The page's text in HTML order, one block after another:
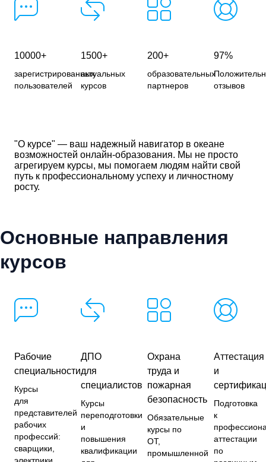
10000+
зарегистрированных
пользователей
1500+
актуальных
курсов
200+
образовательных
партнеров
97%
отзывов
"О курсе" — ваш надежный навигатор в океане
возможностей онлайн-образования. Мы не просто
агрегируем курсы, мы помогаем людям найти свой
путь к профессиональному успеху и личностному
росту.
Основные направления
курсов
Рабочие
специальности
Курсы
для
представителей
рабочих
профессий:
сварщики,
ДПО
для
специалистов
Курсы
переподготовки
и
повышения
квалификации
Охрана
труда и
пожарная
безопасность
Обязательные
курсы по
ОТ,
промышленной
Аттестация
и
Подготовка
к
аттестации
по